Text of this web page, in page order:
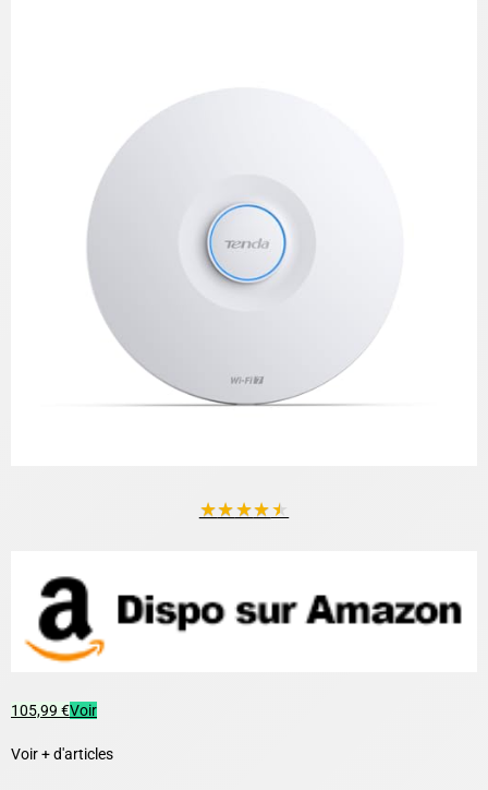
★★★★★
105,99 €Voir
Voir + d'articles